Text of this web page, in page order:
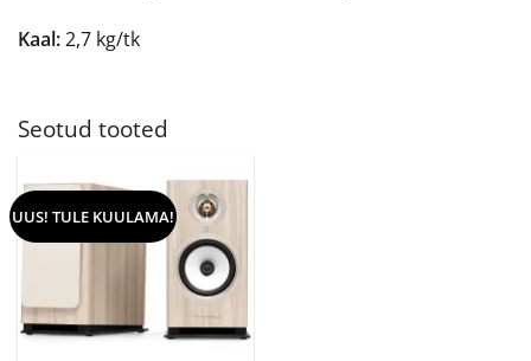
Kaal:2,7 kg/tk
Seotud tooted
UUS! TULE KUULAMA!